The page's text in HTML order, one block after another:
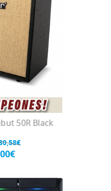
50R Black